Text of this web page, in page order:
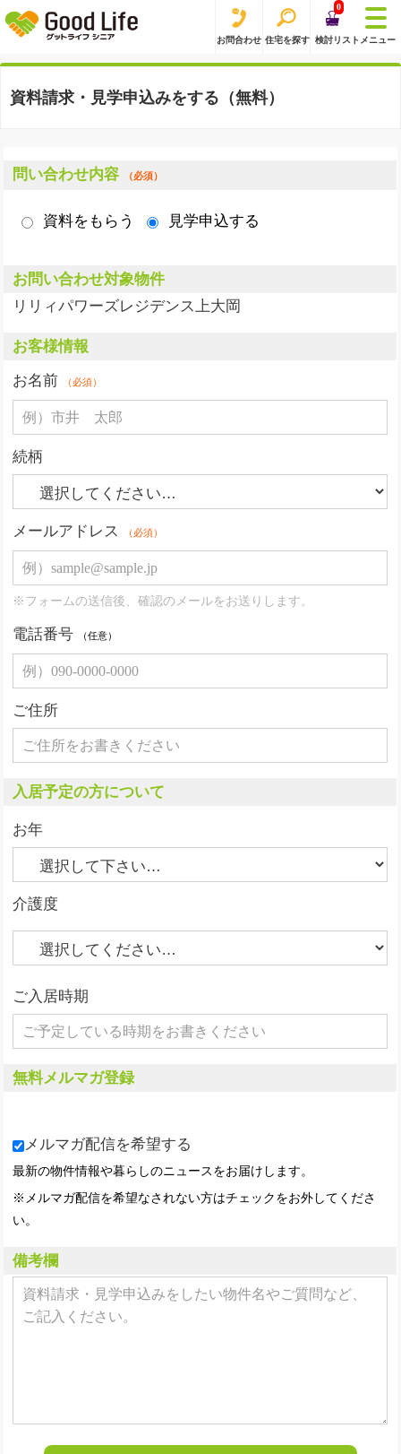
お問合わせ 住宅を探す
0
検討リスト メニュー
資料請求・見学申込みをする（無料）
問い合わせ内容 （必須）
資料をもらう 見学申込する
お問い合わせ対象物件
リリィパワーズレジデンス上大岡
お客様情報
お名前
（必須）
続柄
メールアドレス （必須）
※フォームの送信後、確認のメールをお送りします。
電話番号 （任意）
ご住所
入居予定の方について
お年
介護度
ご入居時期
無料メルマガ登録
メルマガ配信を希望する
最新の物件情報や暮らしのニュースをお届けします。
※メルマガ配信を希望なされない方はチェックをお外してくださ
い。
備考欄